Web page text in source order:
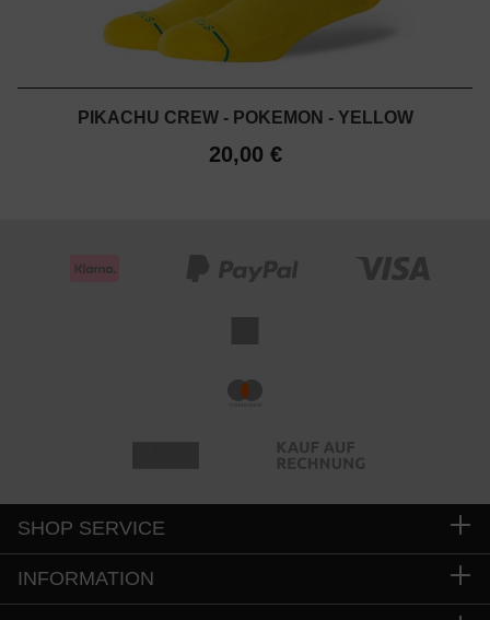
PIKACHU CREW - POKEMON - YELLOW
20,00 €
SHOP SERVICE
INFORMATION